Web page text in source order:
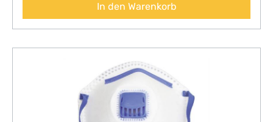
In den Warenkorb